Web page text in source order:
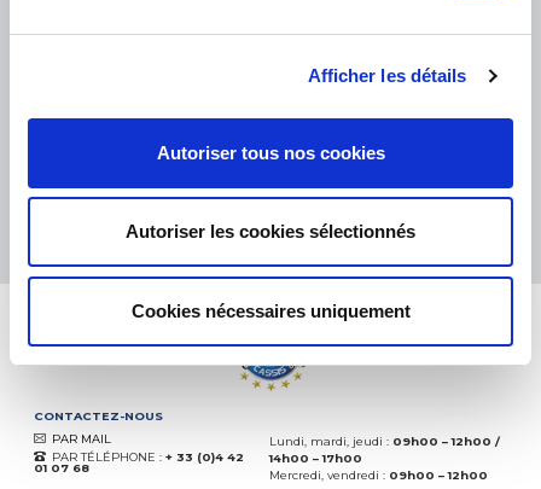
Afficher les détails
Autoriser tous nos cookies
Autoriser les cookies sélectionnés
Cookies nécessaires uniquement
06.08.2026 PLUS
Basé sur37828 avis
CONTACTEZ-NOUS
PAR MAIL
PAR TÉLÉPHONE : + 33 (0)4 42
01 07 68
Lundi, mardi, jeudi : 09h00 – 12h00 /
14h00 – 17h00
Mercredi, vendredi : 09h00 – 12h00